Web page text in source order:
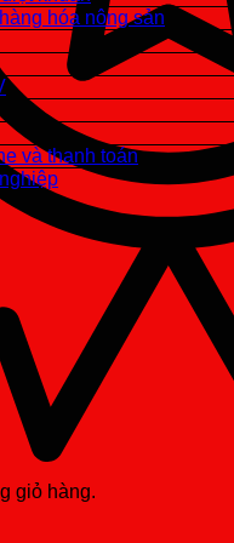
hóa nông sản
và thanh toán
giỏ hàng.